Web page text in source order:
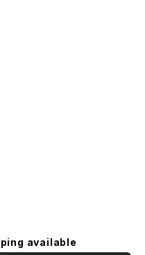
available